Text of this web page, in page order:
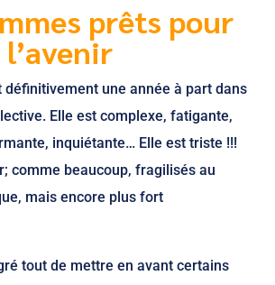
prêts pour
définitivement une année à part dans
Elle est complexe, fatigante,
inquiétante… Elle est triste !!!
comme beaucoup, fragilisés au
mais encore plus fort
tout de mettre en avant certains